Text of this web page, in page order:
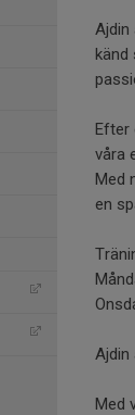
Ajdin
känd
Efter
våra
Med
en
Ajdin
Med